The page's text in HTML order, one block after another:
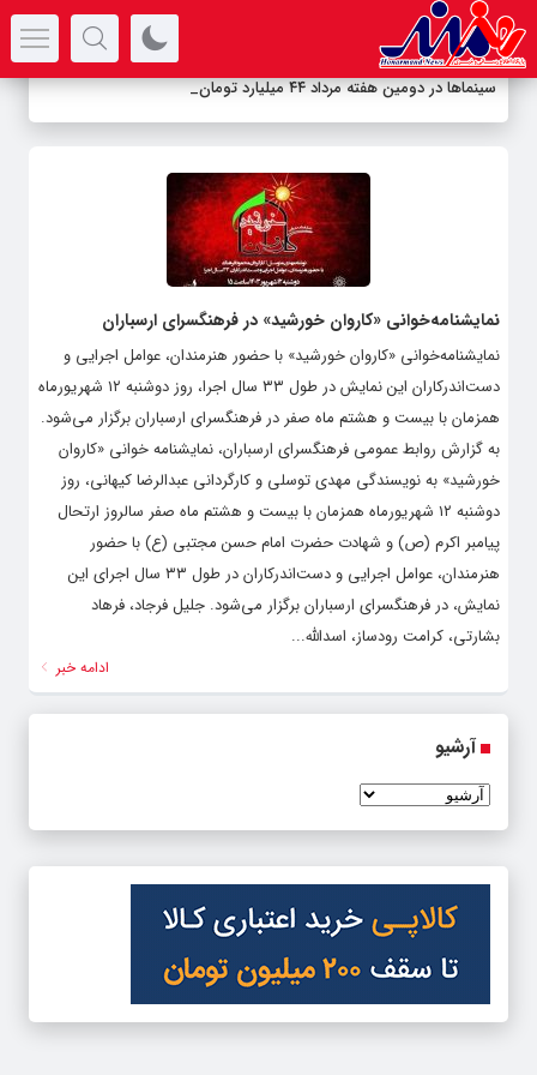
سینماها در دومین هفته‌ مرداد ۴۴ میلیارد تومان ف _
نمایشنامه‌خوانی «کاروان خورشید» در فرهنگسرای ارسباران
نمایشنامه‌خوانی «کاروان خورشید» با حضور هنرمندان، عوامل اجرایی و
دست‌اندرکاران این نمایش در طول ۳۳ سال اجرا، روز دوشنبه ۱۲ شهریورماه
همزمان با بیست و هشتم ماه صفر در فرهنگسرای ارسباران برگزار می‌شود.
به گزارش روابط عمومی فرهنگسرای ارسباران، نمایشنامه خوانی «کاروان
خورشید» به نویسندگی مهدی توسلی و کارگردانی عبدالرضا کیهانی، روز
دوشنبه ۱۲ شهریورماه همزمان با بیست و هشتم ماه صفر سالروز ارتحال
پیامبر اکرم (ص) و شهادت حضرت امام حسن مجتبی (ع) با حضور
هنرمندان، عوامل اجرایی و دست‌اندرکاران در طول ۳۳ سال اجرای این
نمایش، در فرهنگسرای ارسباران برگزار می‌شود. جلیل فرجاد، فرهاد
بشارتی، کرامت رودساز، اسدالله...
ادامه خبر
آرشیو